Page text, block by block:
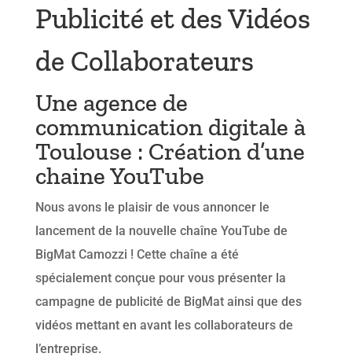
Publicité et des Vidéos
de Collaborateurs
Une agence de
communication digitale à
Toulouse : Création d’une
chaine YouTube
Nous avons le plaisir de vous annoncer le
lancement de la nouvelle chaîne YouTube de
BigMat Camozzi ! Cette chaîne a été
spécialement conçue pour vous présenter la
campagne de publicité de BigMat ainsi que des
vidéos mettant en avant les collaborateurs de
l’entreprise.